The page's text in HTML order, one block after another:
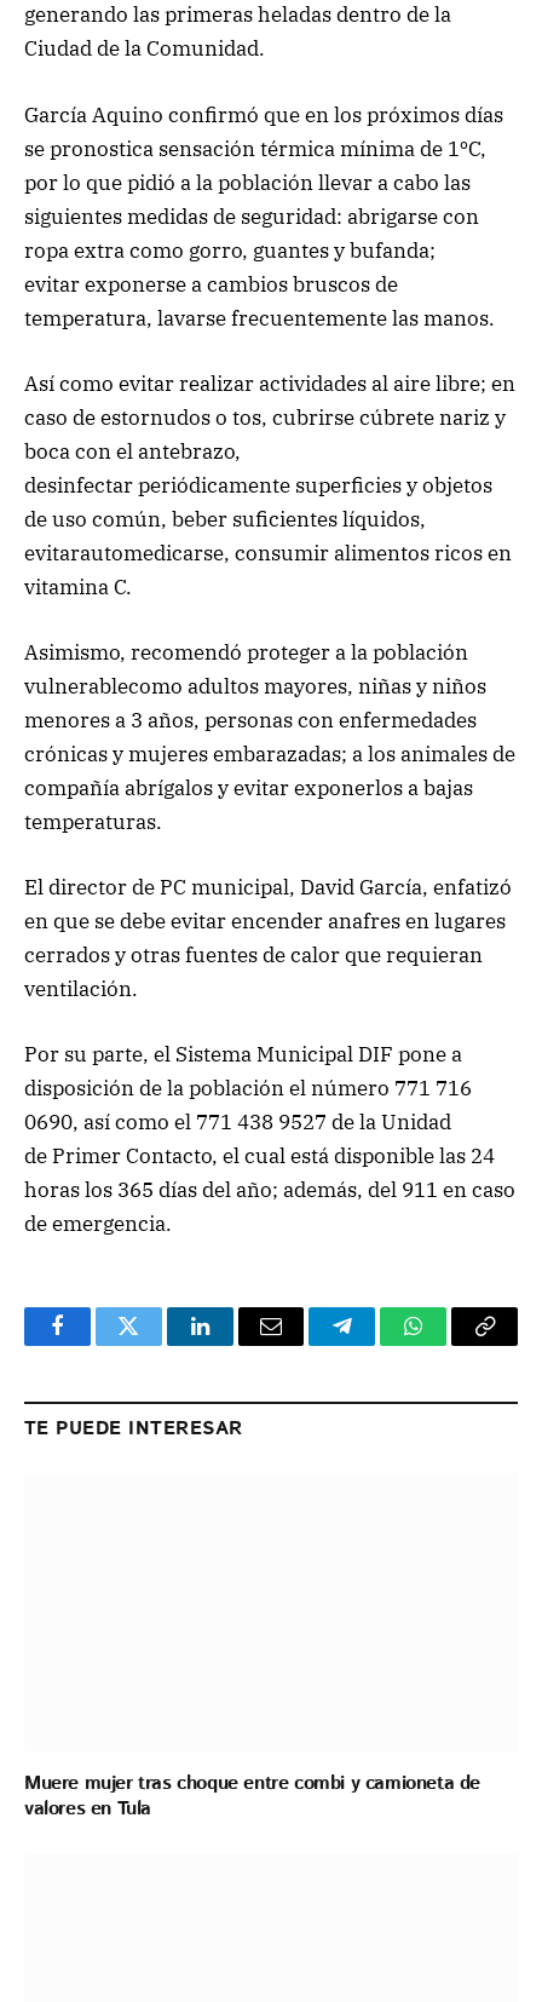
generando las primeras heladas dentro de la
Ciudad de la Comunidad.
García Aquino confirmó que en los próximos días
se pronostica sensación térmica mínima de 1ºC,
por lo que pidió a la población llevar a cabo las
siguientes medidas de seguridad: abrigarse con
ropa extra como gorro, guantes y bufanda;
evitar exponerse a cambios bruscos de
temperatura, lavarse frecuentemente las manos.
Así como evitar realizar actividades al aire libre; en
caso de estornudos o tos, cubrirse cúbrete nariz y
boca con el antebrazo,
desinfectar periódicamente superficies y objetos
de uso común, beber suficientes líquidos,
evitarautomedicarse, consumir alimentos ricos en
vitamina C.
Asimismo, recomendó proteger a la población
vulnerablecomo adultos mayores, niñas y niños
menores a 3 años, personas con enfermedades
crónicas y mujeres embarazadas; a los animales de
compañía abrígalos y evitar exponerlos a bajas
temperaturas.
El director de PC municipal, David García, enfatizó
en que se debe evitar encender anafres en lugares
cerrados y otras fuentes de calor que requieran
ventilación.
Por su parte, el Sistema Municipal DIF pone a
disposición de la población el número 771 716
0690, así como el 771 438 9527 de la Unidad
de Primer Contacto, el cual está disponible las 24
horas los 365 días del año; además, del 911 en caso
de emergencia.
FacebookTwitter LinkedInEmail TelegramWhatsApp
Copy
TE PUEDE INTERESAR
Muere mujer tras choque entre combi y camioneta de
valores en Tula